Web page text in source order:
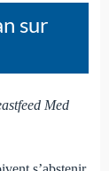
sur
Med